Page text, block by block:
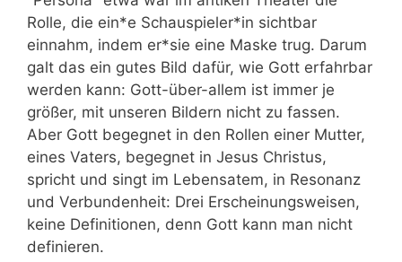
Rolle, die ein*e Schauspieler*in sichtbar
einnahm, indem er*sie eine Maske trug. Darum
galt das ein gutes Bild dafür, wie Gott erfahrbar
werden kann: Gott-über-allem ist immer je
größer, mit unseren Bildern nicht zu fassen.
Aber Gott begegnet in den Rollen einer Mutter,
eines Vaters, begegnet in Jesus Christus,
spricht und singt im Lebensatem, in Resonanz
und Verbundenheit: Drei Erscheinungsweisen,
keine Definitionen, denn Gott kann man nicht
definieren.